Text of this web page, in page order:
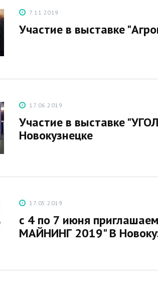
7.11.2019
Участие в выставке
17.06.2019
Участие в выставке
Новокузнецке
17.05.2019
с 4 по 7 июня
МАЙНИНГ 2019" В